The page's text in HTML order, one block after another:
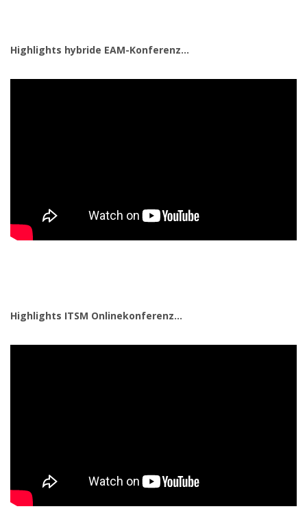
Highlights hybride EAM-Konferenz...
Highlights ITSM Onlinekonferenz...